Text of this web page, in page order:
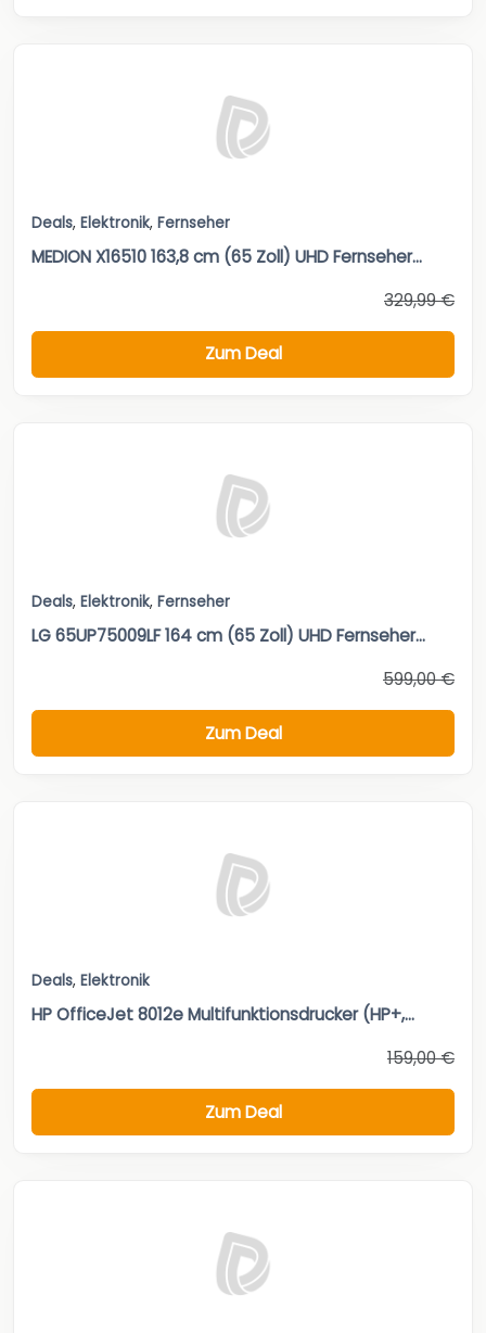
Deals, Elektronik, Fernseher
MEDION X16510 163,8 cm (65 Zoll) UHD Fernseher...
329,99 €
Zum Deal
Deals, Elektronik, Fernseher
LG 65UP75009LF 164 cm (65 Zoll) UHD Fernseher...
599,00 €
Zum Deal
Deals, Elektronik
HP OfficeJet 8012e Multifunktionsdrucker (HP+,...
159,00 €
Zum Deal